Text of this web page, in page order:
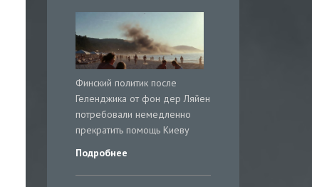
Финский политик после
Геленджика от фон дер Ляйен
потребовали немедленно
прекратить помощь Киеву
Подробнее